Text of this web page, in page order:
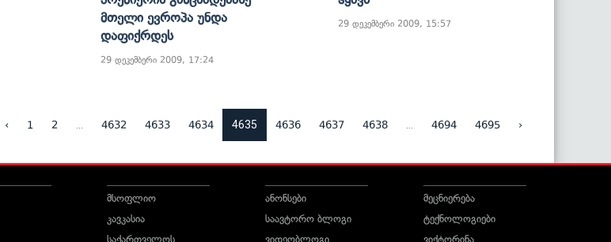
Მთელი Ევროპა Უნდა
Დაფიქრდეს
29 დეკემბერი 2009, 17:24
29 დეკემბერი 2009, 15:57
‹ 1 2 4632 4633 4634 4635 4636 4637 4638 4694 4695 ›
მსოფლიო
კავკასია
საქართველოს
ანონსები
საავტორო ბლოგი
ვიდეობლოგი
მეცნიერება
ტექნოლოგიები
ვიქტორინა